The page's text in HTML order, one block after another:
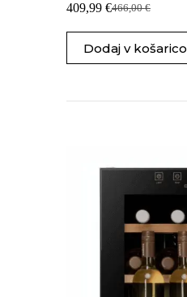
466,00€
Izvirna
cena
je
bila:
409,99 €Trenutna
cena
je:
409,99 €.
Dodaj v košarico